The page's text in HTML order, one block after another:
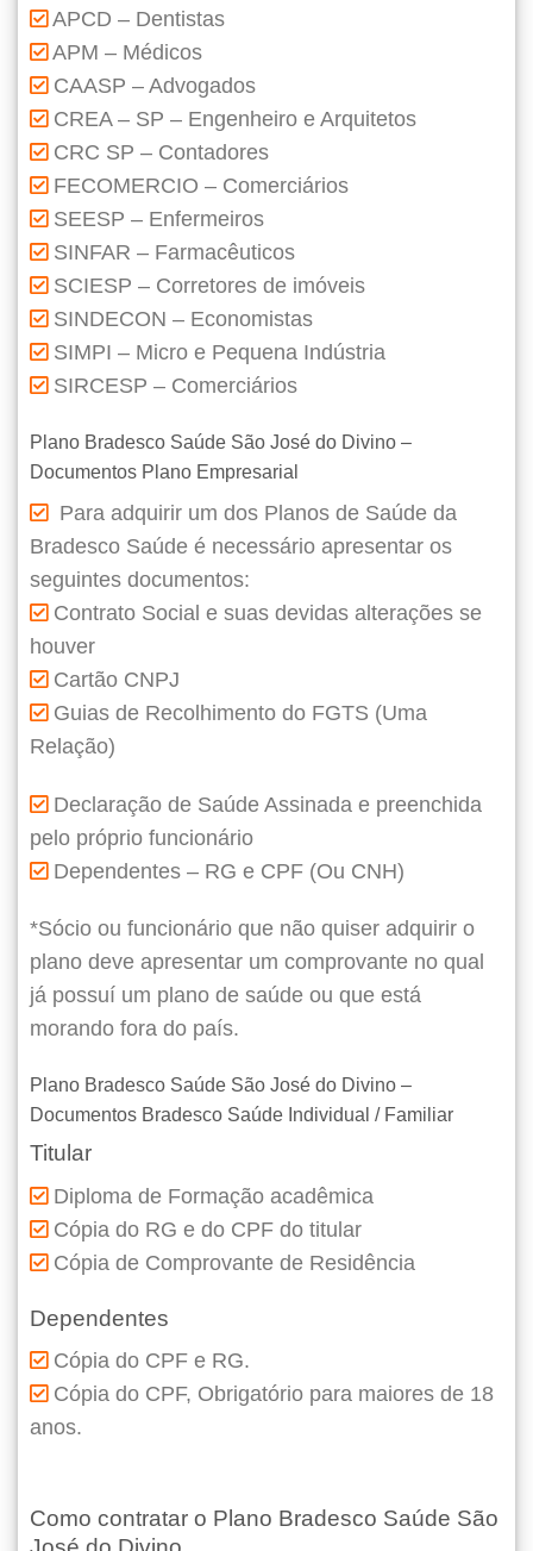
APCD – Dentistas
APM – Médicos
CAASP – Advogados
CREA – SP – Engenheiro e Arquitetos
CRC SP – Contadores
FECOMERCIO – Comerciários
SEESP – Enfermeiros
SINFAR – Farmacêuticos
SCIESP – Corretores de imóveis
SINDECON – Economistas
SIMPI – Micro e Pequena Indústria
SIRCESP – Comerciários
Plano Bradesco Saúde São José do Divino –
Documentos Plano Empresarial
Para adquirir um dos Planos de Saúde da
Bradesco Saúde é necessário apresentar os
seguintes documentos:
Contrato Social e suas devidas alterações se
houver
Cartão CNPJ
Guias de Recolhimento do FGTS (Uma
Relação)
Declaração de Saúde Assinada e preenchida
pelo próprio funcionário
Dependentes – RG e CPF (Ou CNH)
*Sócio ou funcionário que não quiser adquirir o
plano deve apresentar um comprovante no qual
já possuí um plano de saúde ou que está
morando fora do país.
Plano Bradesco Saúde São José do Divino –
Documentos Bradesco Saúde Individual / Familiar
Titular
Diploma de Formação acadêmica
Cópia do RG e do CPF do titular
Cópia de Comprovante de Residência
Dependentes
Cópia do CPF e RG.
Cópia do CPF, Obrigatório para maiores de 18
anos.
Como contratar o Plano Bradesco Saúde São